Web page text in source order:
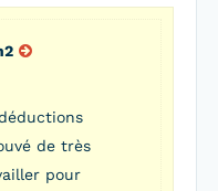
de très
pour